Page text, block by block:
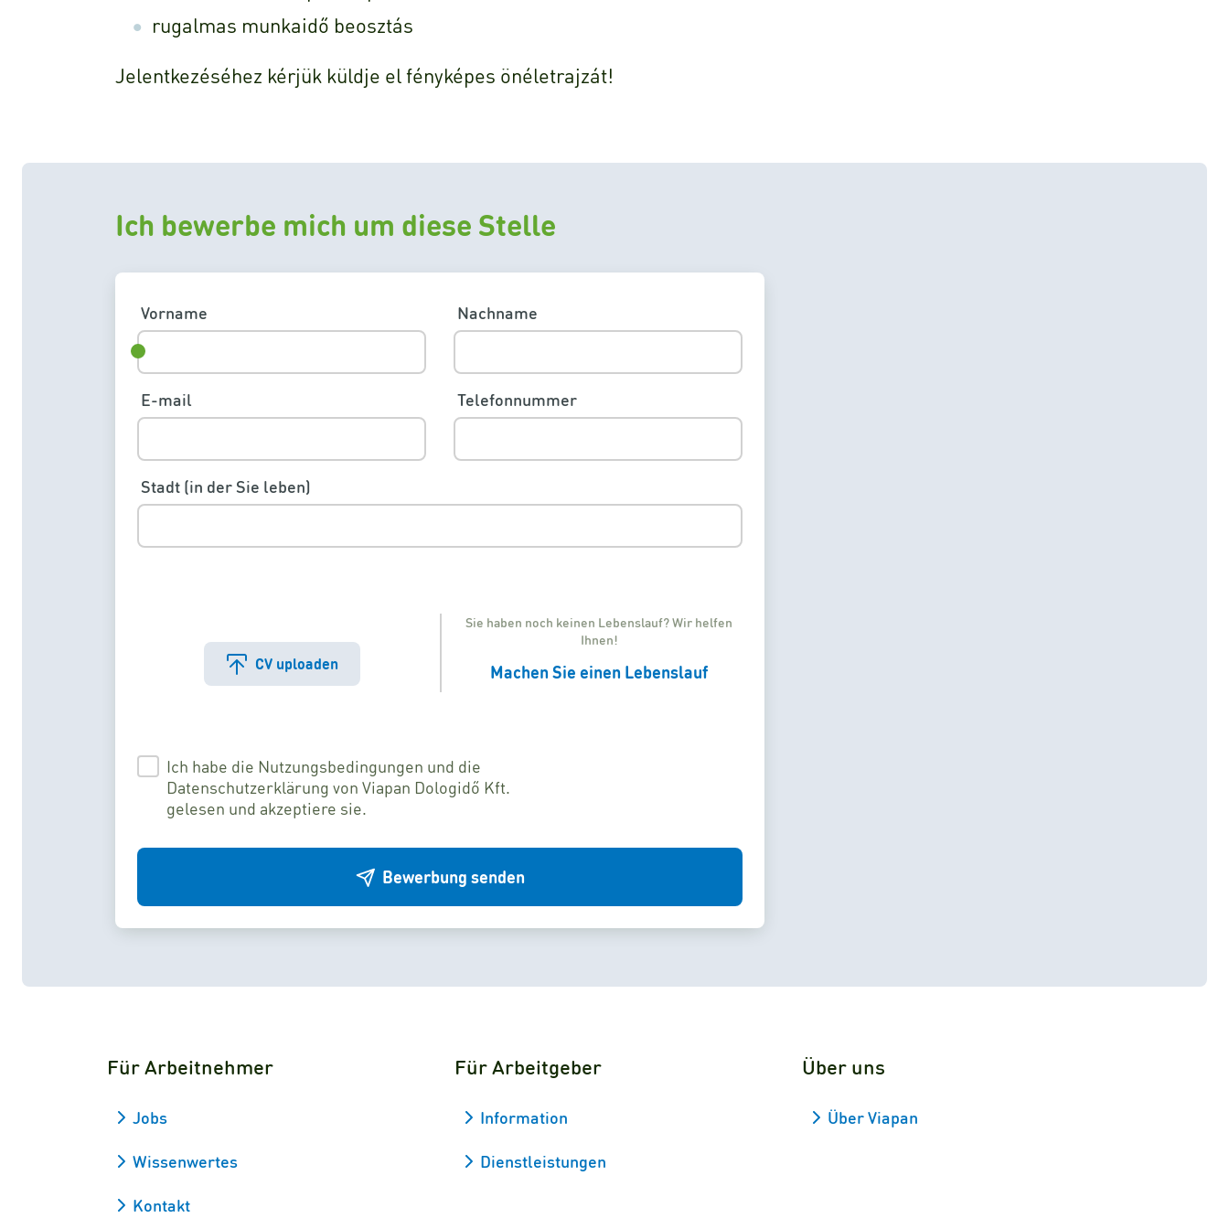
rugalmas munkaidő beosztás
Jelentkezéséhez kérjük küldje el fényképes önéletrajzát!
Ich bewerbe mich um diese Stelle
Nachname
Vorname
E-mail Telefonnummer
Stadt (in der Sie leben)
CV uploaden
Sie haben noch keinen Lebenslauf? Wir helfen
Ihnen!
Machen Sie einen Lebenslauf
Ich habe die Nutzungsbedingungen und die
Datenschutzerklärung von Viapan Dologidő Kft.
gelesen und akzeptiere sie.
Bewerbung senden
Für Arbeitnehmer
Jobs
Wissenwertes
Kontakt
Für Arbeitgeber
Information
Dienstleistungen
Über uns
Über Viapan